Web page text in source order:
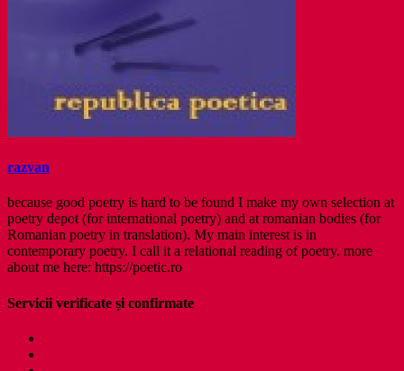
razvan
because good poetry is hard to be found I make my own selection at
poetry depot (for international poetry) and at romanian bodies (for
Romanian poetry in translation). My main interest is in
contemporary poetry. I call it a relational reading of poetry. more
about me here: https://poetic.ro
Servicii verificate și confirmate